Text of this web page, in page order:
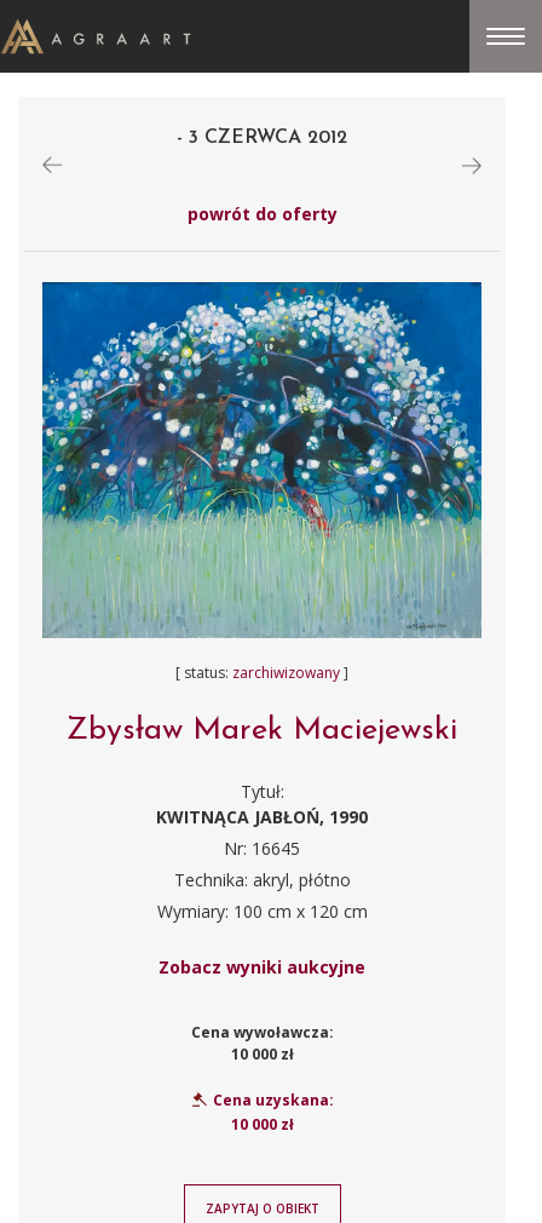
- 3 CZERWCA 2012
powrót do oferty
[ status: zarchiwizowany]
Zbysław Marek Maciejewski
Tytuł:
KWITNĄCA JABŁOŃ, 1990
Nr: 16645
Technika: akryl, płótno
Wymiary: 100 cm x 120 cm
Zobacz wyniki aukcyjne
Cena wywoławcza:
10 000 zł
Cena uzyskana:
10 000 zł
ZAPYTAJ O OBIEKT